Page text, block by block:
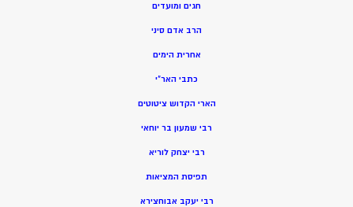
חגים ומועדים
הרב אדם סיני
אחרית הימים
כתבי האר”י
הארי הקדוש ציטוטים
רבי שמעון בר יוחאי
רבי יצחק לוריא
תפיסת המציאות
רבי יעקב אבוחצירא